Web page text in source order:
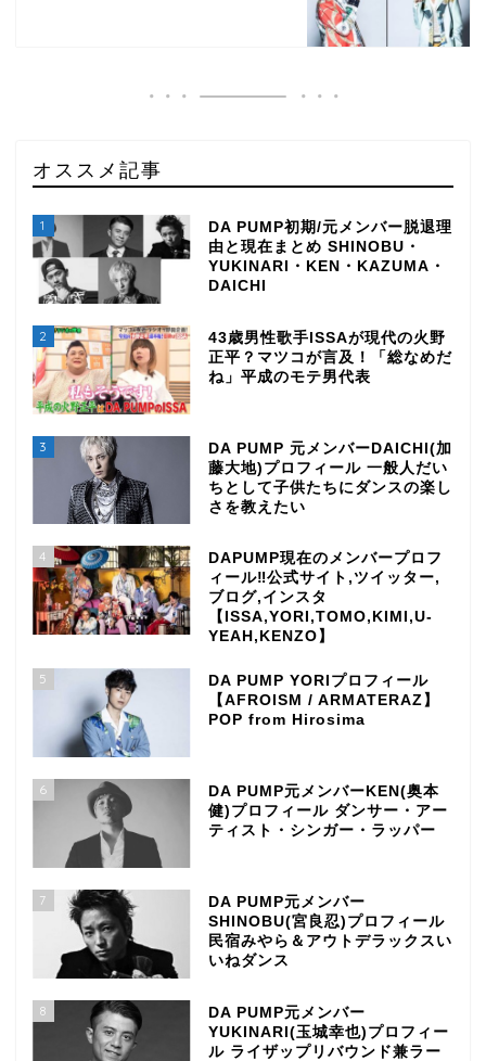
オススメ記事
1
DA PUMP初期/元メンバー脱退理
由と現在まとめ SHINOBU・
YUKINARI・KEN・KAZUMA・
DAICHI
2
43歳男性歌手ISSAが現代の火野
正平？マツコが言及！「総なめだ
ね」平成のモテ男代表
3
DA PUMP 元メンバーDAICHI(加
藤大地)プロフィール 一般人だい
ちとして子供たちにダンスの楽し
さを教えたい
4
DAPUMP現在のメンバープロフ
ィール‼公式サイト,ツイッター,
ブログ,インスタ
【ISSA,YORI,TOMO,KIMI,U-
YEAH,KENZO】
5
DA PUMP YORIプロフィール
【AFROISM / ARMATERAZ】
POP from Hirosima
6
DA PUMP元メンバーKEN(奥本
健)プロフィール ダンサー・アー
ティスト・シンガー・ラッパー
7
DA PUMP元メンバー
SHINOBU(宮良忍)プロフィール
民宿みやら＆アウトデラックスい
いねダンス
8
DA PUMP元メンバー
YUKINARI(玉城幸也)プロフィー
ル ライザップリバウンド兼ラー